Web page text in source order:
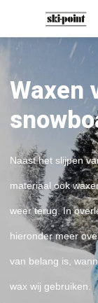
Waxen
Naast het slijpen
materiaal ook
weer terug. In
hieronder meer
van belang is,
wax wij gebruiken.